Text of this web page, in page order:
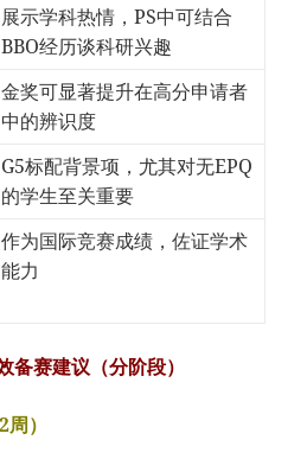
展示学科热情，PS中可结合
BBO经历谈科研兴趣
金奖可显著提升在高分申请者
中的辨识度
G5标配背景项，尤其对无EPQ
的学生至关重要
作为国际竞赛成绩，佐证学术
能力
备赛建议（分阶段）
）